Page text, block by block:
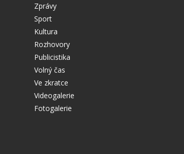
Zprávy
Sport
Kultura
Rozhovory
Publicistika
Volný čas
Ve zkratce
Videogalerie
Fotogalerie